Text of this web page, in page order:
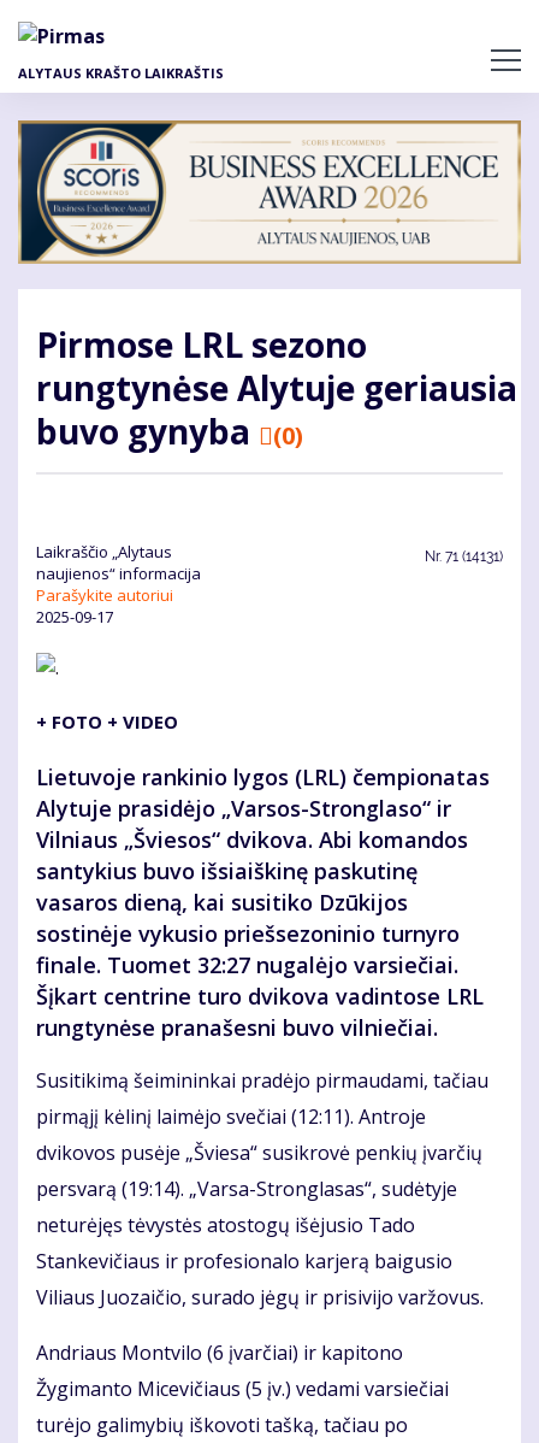
pagrindinį
ALYTAUS KRAŠTO LAIKRAŠTIS
Pirmose LRL sezono
rungtynėse Alytuje geriausia
buvo gynyba
(0)
Laikraščio „Alytaus
naujienos“ informacija
Parašykite autoriui
2025-09-17
Nr. 71 (14131)
+ FOTO + VIDEO
Lietuvoje rankinio lygos (LRL) čempionatas
Alytuje prasidėjo „Varsos-Stronglaso“ ir
Vilniaus „Šviesos“ dvikova. Abi komandos
santykius buvo išsiaiškinę paskutinę
vasaros dieną, kai susitiko Dzūkijos
sostinėje vykusio priešsezoninio turnyro
finale. Tuomet 32:27 nugalėjo varsiečiai.
Šįkart centrine turo dvikova vadintose LRL
rungtynėse pranašesni buvo vilniečiai.
Susitikimą šeimininkai pradėjo pirmaudami, tačiau
pirmąjį kėlinį laimėjo svečiai (12:11). Antroje
dvikovos pusėje „Šviesa“ susikrovė penkių įvarčių
persvarą (19:14). „Varsa-Stronglasas“, sudėtyje
neturėjęs tėvystės atostogų išėjusio Tado
Stankevičiaus ir profesionalo karjerą baigusio
Viliaus Juozaičio, surado jėgų ir prisivijo varžovus.
Andriaus Montvilo (6 įvarčiai) ir kapitono
Žygimanto Micevičiaus (5 įv.) vedami varsiečiai
turėjo galimybių iškovoti tašką, tačiau po